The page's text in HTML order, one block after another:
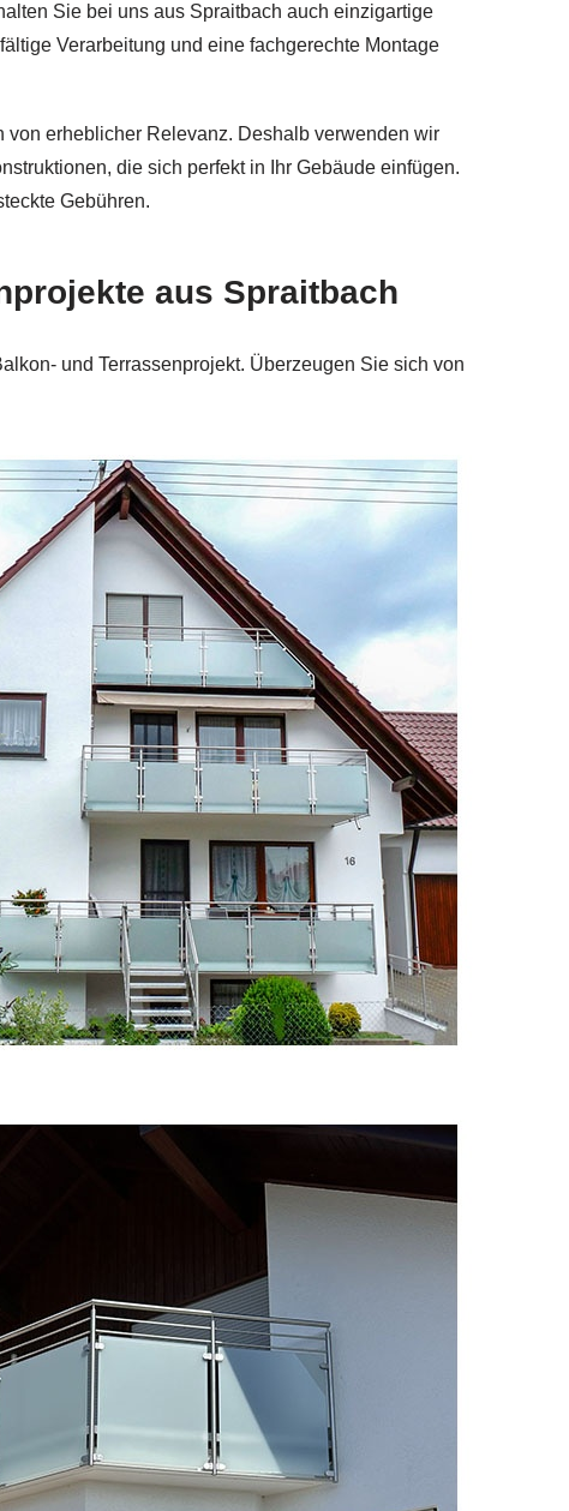
Sie bei uns aus Spraitbach auch einzigartige
Verarbeitung und eine fachgerechte Montage
von erheblicher Relevanz. Deshalb verwenden wir
die sich perfekt in Ihr Gebäude einfügen.
Gebühren.
aus Spraitbach
und Terrassenprojekt. Überzeugen Sie sich von